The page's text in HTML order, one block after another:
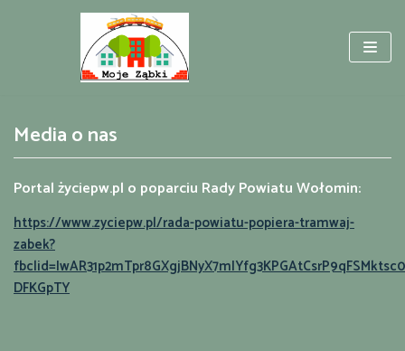
Media o nas
Portal życiepw.pl o poparciu Rady Powiatu Wołomin:
https://www.zyciepw.pl/rada-powiatu-popiera-tramwaj-
zabek?
DFKGpTY